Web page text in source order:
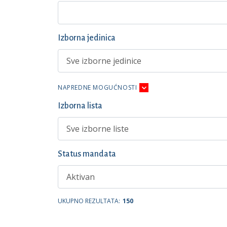
Izborna jedinica
NAPREDNE MOGUĆNOSTI
Izborna lista
Status mandata
UKUPNO REZULTATA: 150